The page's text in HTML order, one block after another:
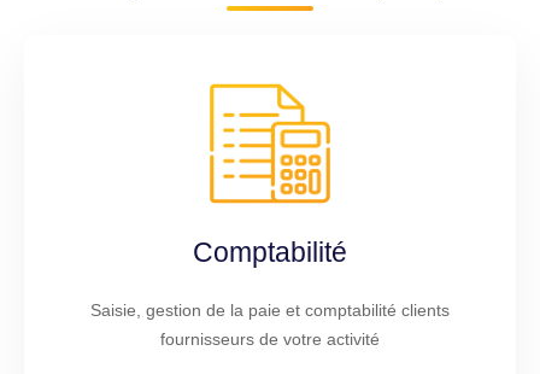
Comptabilité
Saisie, gestion de la paie et comptabilité clients
fournisseurs de votre activité